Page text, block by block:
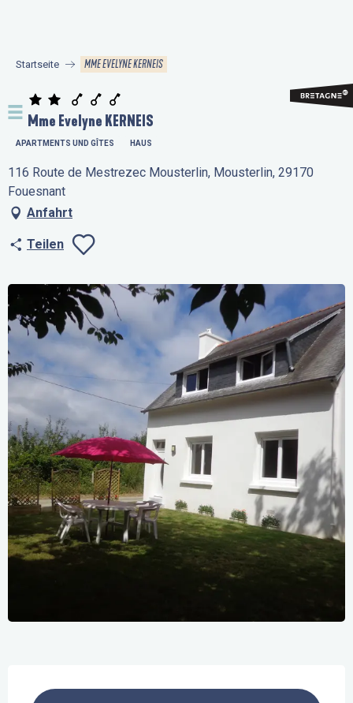
principal
Startseite MME EVELYNE KERNEIS
Mme Evelyne KERNEIS
APARTMENTS UND GÎTES HAUS
116 Route de Mestrezec Mousterlin, Mousterlin, 29170
Fouesnant
Anfahrt
Teilen